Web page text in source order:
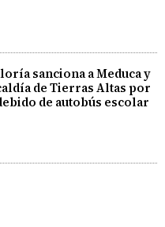
sanciona a Meduca y
de Tierras Altas por
de autobús escolar